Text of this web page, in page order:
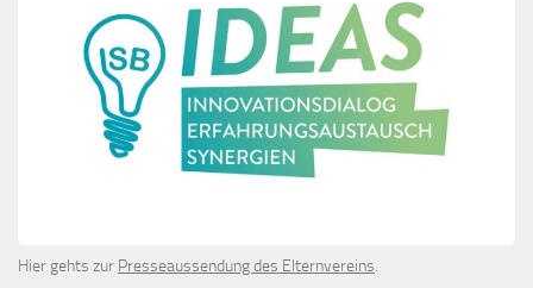
Hier gehts zur Presseaussendung des Elternvereins.